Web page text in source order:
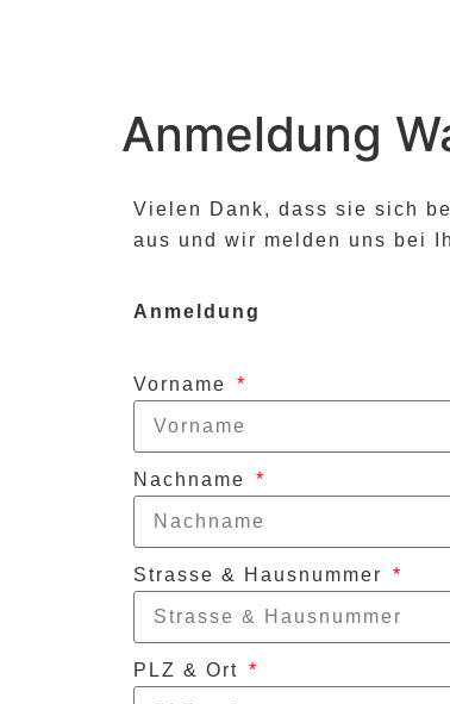
Anmeldung
Vielen Dank, dass sie sich
aus und wir melden uns bei
Anmeldung
Vorname
Nachname
Strasse & Hausnummer
PLZ & Ort